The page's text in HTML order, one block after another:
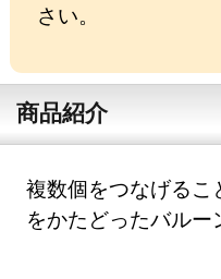
さい。
商品紹介
複数個をつなげるこ
をかたどったバルー